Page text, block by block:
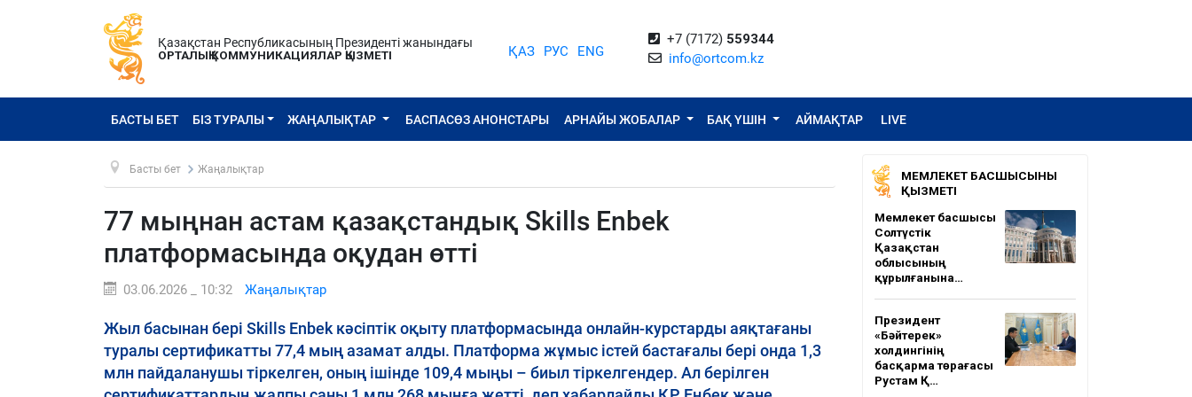
Қазақстан Республикасының Президенті жанындағы
ОРТАЛЫҚ КОММУНИКАЦИЯЛАР ҚЫЗМЕТІ
ҚАЗ РУС ENG
+7 (7172) 559344
info@ortcom.kz
БАСТЫ БЕТ БІЗ ТУРАЛЫ ЖАҢАЛЫҚТАР БАСПАСӨЗ АНОНСТАРЫ АРНАЙЫ ЖОБАЛАР БАҚ ҮШІН АЙМАҚТАР LIVE
Басты бет Жаңалықтар
77 мыңнан астам қазақстандық Skills Enbek
платформасында оқудан өтті
03.06.2026 _ 10:32 Жаңалықтар
Жыл басынан бері Skills Enbek кәсіптік оқыту платформасында онлайн-курстарды аяқтағаны
туралы сертификатты 77,4 мың азамат алды. Платформа жұмыс істей бастағалы бері онда 1,3
млн пайдаланушы тіркелген, оның ішінде 109,4 мыңы – биыл тіркелгендер. Ал берілген
МЕМЛЕКЕТ БАСШЫСЫНЫҢ
ҚЫЗМЕТІ
Мемлекет басшысы
Солтүстік
Қазақстан
облысының
құрылғанына…
Президент
«Бәйтерек»
холдингінің
басқарма төрағасы
Рустам Қ…